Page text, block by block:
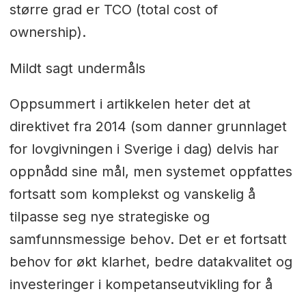
større grad er TCO (total cost of
ownership).
Mildt sagt undermåls
Oppsummert i artikkelen heter det at
direktivet fra 2014 (som danner grunnlaget
for lovgivningen i Sverige i dag) delvis har
oppnådd sine mål, men systemet oppfattes
fortsatt som komplekst og vanskelig å
tilpasse seg nye strategiske og
samfunnsmessige behov. Det er et fortsatt
behov for økt klarhet, bedre datakvalitet og
investeringer i kompetanseutvikling for å